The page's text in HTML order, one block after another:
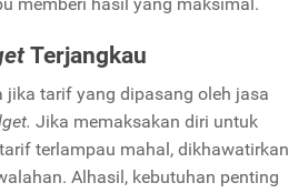
Terjangkau
jika tarif yang dipasang oleh jasa
Jika memaksakan diri untuk
terlampau mahal, dikhawatirkan
Alhasil, kebutuhan penting